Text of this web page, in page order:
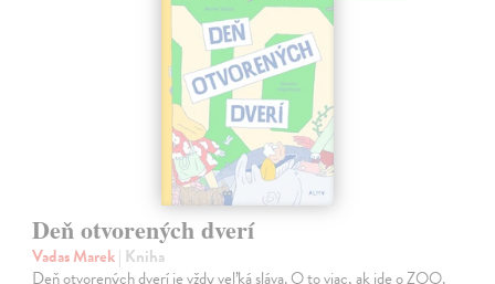
Deň otvorených dverí
Vadas Marek| Kniha
Deň otvorených dverí je vždy veľká sláva. O to viac, ak ide o ZOO.